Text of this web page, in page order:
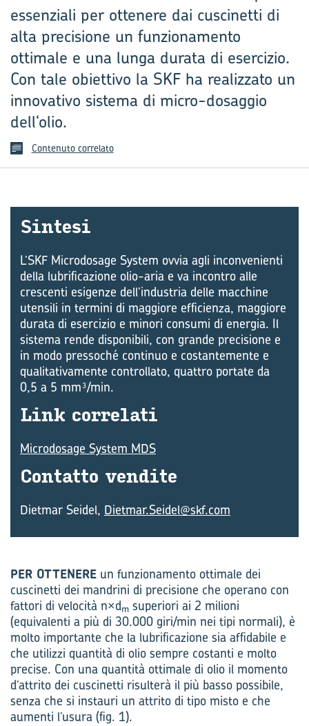
essenziali per ottenere dai cuscinetti di
alta precisione un funzionamento
ottimale e una lunga durata di esercizio.
Con tale obiettivo la SKF ha realizzato un
innovativo sistema di micro-dosaggio
dell‘olio.
Contenuto correlato
Sin­te­si
L’SKF Microdosage System ovvia agli inconvenienti
della lubrificazione olio-aria e va incontro alle
crescenti esigenze dell’industria delle macchine
utensili in termini di maggiore efficienza, maggiore
durata di esercizio e minori consumi di energia. Il
sistema rende disponibili, con grande precisione e
in modo pressoché continuo e costantemente e
qualitativamente controllato, quattro portate da
0,5 a 5 mm³/min.
Link cor­re­la­ti
Microdosage System MDS
Con­tat­to ven­di­te
Dietmar Seidel, Dietmar.Seidel@skf.com
PER OTTENERE un funzionamento ottimale dei
cuscinetti dei mandrini di precisione che operano con
fattori di velocità n×dm superiori ai 2 milioni
(equivalenti a più di 30.000 giri/min nei tipi normali), è
molto importante che la lubrificazione sia affidabile e
che utilizzi quantità di olio sempre costanti e molto
precise. Con una quantità ottimale di olio il momento
d’attrito dei cuscinetti risulterà il più basso possibile,
senza che si instauri un attrito di tipo misto e che
aumenti l’usura (fig. 1).